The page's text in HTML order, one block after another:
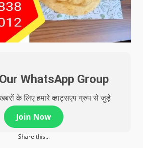
WhatsApp Group
के लिए हमारे व्हाट्सएप ग्रुप से जुड़े
Join Now
Share this...